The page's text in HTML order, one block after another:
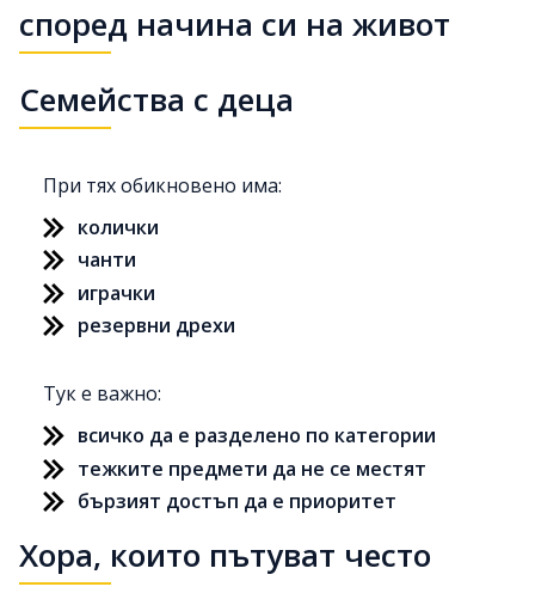
според начина си на живот
Семейства с деца
При тях обикновено има:
колички
чанти
играчки
резервни дрехи
Тук е важно:
всичко да е разделено по категории
тежките предмети да не се местят
бързият достъп да е приоритет
Хора, които пътуват често